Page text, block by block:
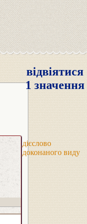
відвіятися
1 значення
дієслово
доконаного виду